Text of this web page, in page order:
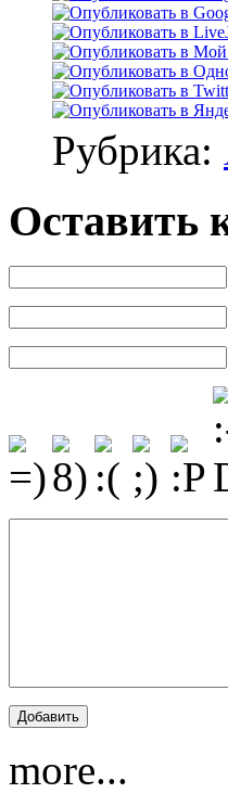
Рубрика:
Оставить
more...